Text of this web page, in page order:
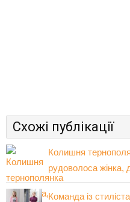
Схожі публікації
Колишня
рудоволоса жінка,
Команда із